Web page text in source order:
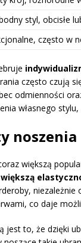
styl, obcisłe
często w
często czują
odmienności
własnego
większą
niezależnie
co daje
jest to, że dzięki